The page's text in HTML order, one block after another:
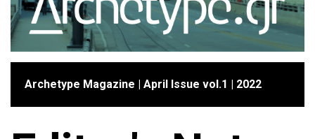
Archetype Magazine | April Issue vol.1 | 2022